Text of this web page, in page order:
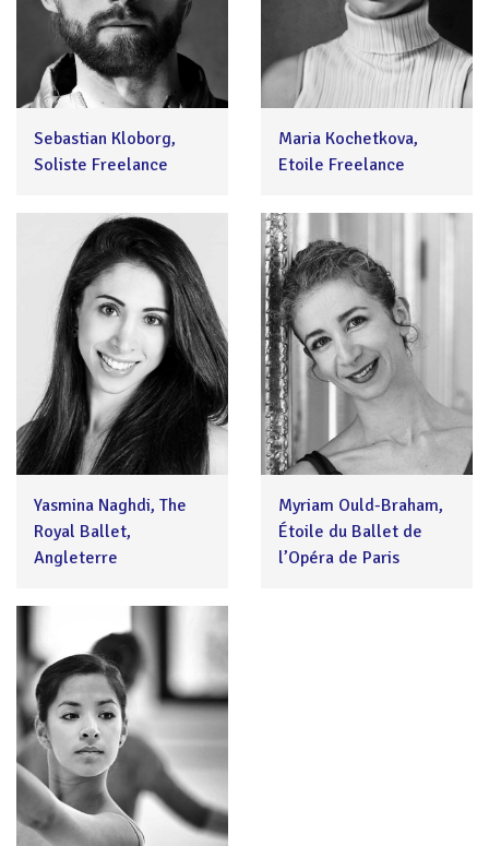
Sebastian Kloborg,
Soliste Freelance
Maria Kochetkova,
Etoile Freelance
Yasmina Naghdi, The
Royal Ballet,
Angleterre
Myriam Ould-Braham,
Étoile du Ballet de
l’Opéra de Paris